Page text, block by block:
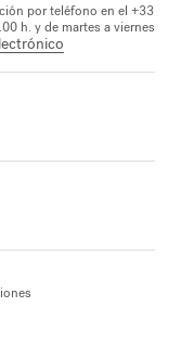
por teléfono en el +33
h. y de martes a viernes